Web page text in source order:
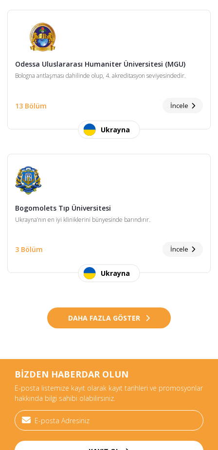
Odessa Uluslararası Humaniter Üniversitesi (MGU)
Bologna antlaşması dahilinde olup, 4. akreditasyon seviyesindedir.
13 Bölüm İncele
Ukrayna
Bogomolets Tıp Üniversitesi
Ukrayna’nın en iyi kliniklerini bünyesinde barındırır.
3 Bölüm İncele
Ukrayna
DAHA FAZLA GÖSTER
BİZDEN HABERDAR OLUN
E-posta listemize kayıt olarak kayıt tarihleri ve promosyonlar
hakkında bilgi sahibi olabilirsiniz.